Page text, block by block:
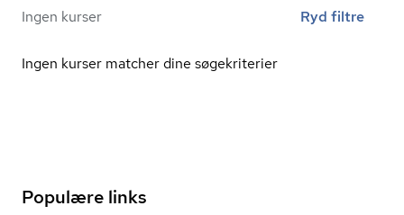
Ingen kurser Ryd filtre
Ingen kurser matcher dine søgekriterier
Populære links